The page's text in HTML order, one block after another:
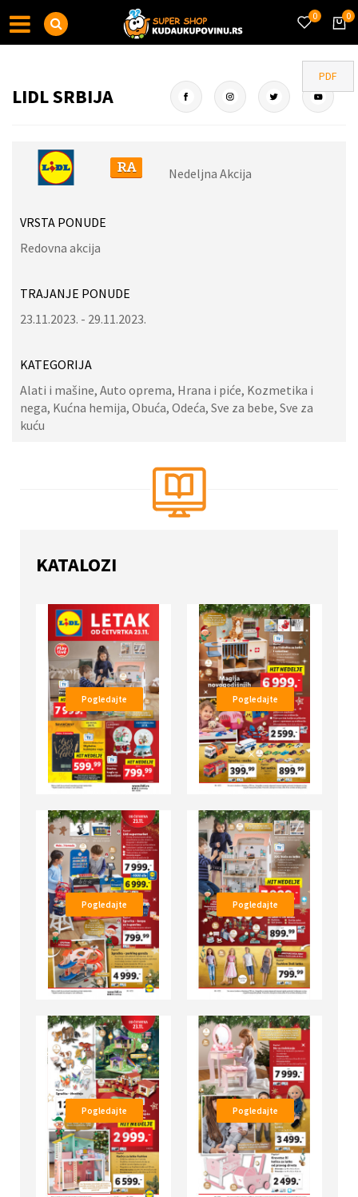
0
0
LIDL SRBIJA
Nedeljna Akcija
PDF
VRSTA PONUDE
Redovna akcija
TRAJANJE PONUDE
23.11.2023. - 29.11.2023.
KATEGORIJA
Alati i mašine, Auto oprema, Hrana i piće, Kozmetika i
nega, Kućna hemija, Obuća, Odeća, Sve za bebe, Sve za
kuću
KATALOZI
Pogledajte Pogledajte
Pogledajte Pogledajte
Pogledajte Pogledajte